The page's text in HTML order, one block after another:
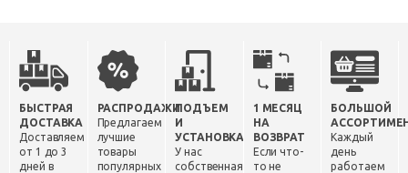
БЫСТРАЯ
ДОСТАВКА
Доставляем
от 1 до 3
дней в
РАСПРОДАЖИ
Предлагаем
лучшие
товары
популярных
ПОДЪЕМ
И
УСТАНОВКА
У нас
собственная
1 МЕСЯЦ
НА
ВОЗВРАТ
Если что-
то не
БОЛЬШОЙ
Каждый
день
работаем